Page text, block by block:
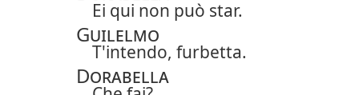
Ei qui non può star.
Guilelmo
T'intendo, furbetta.
Dorabella